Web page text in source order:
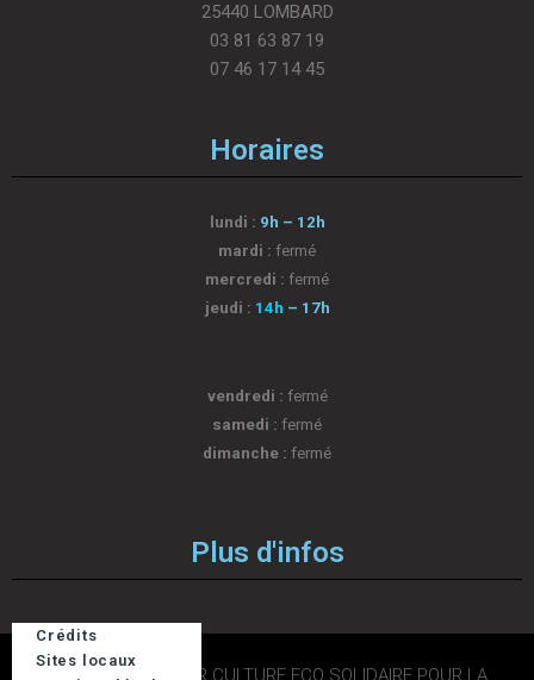
25440 LOMBARD
03 81 63 87 19
07 46 17 14 45
Horaires
lundi : 9h – 12h
mardi : fermé
mercredi : fermé
jeudi : 14h – 17h
vendredi : fermé
samedi : fermé
dimanche : fermé
Plus d'infos
Crédits
Sites locaux
2026 © DESIGN PAR CULTURE ECO SOLIDAIRE POUR LA